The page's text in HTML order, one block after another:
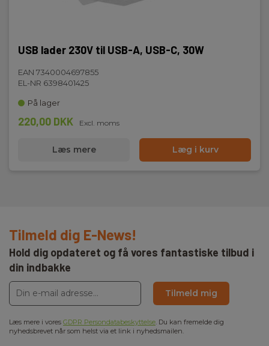
USB lader 230V til USB-A, USB-C, 30W
EAN 7340004697855
EL-NR 6398401425
På lager
220,00 DKK Excl. moms
Læs mere Læg i kurv
Tilmeld dig E-News!
Hold dig opdateret og få vores fantastiske tilbud i
din indbakke
Tilmeld mig
Læs mere i vores GDPR Persondatabeskyttelse. Du kan fremelde dig
nyhedsbrevet når som helst via et link i nyhedsmailen.